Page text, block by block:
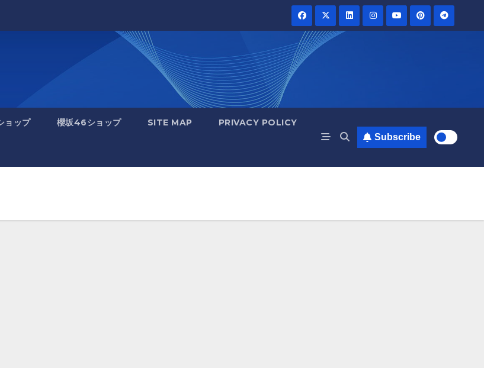
ョップ 櫻坂46ショップ SITE MAP PRIVACY POLICY
Subscribe